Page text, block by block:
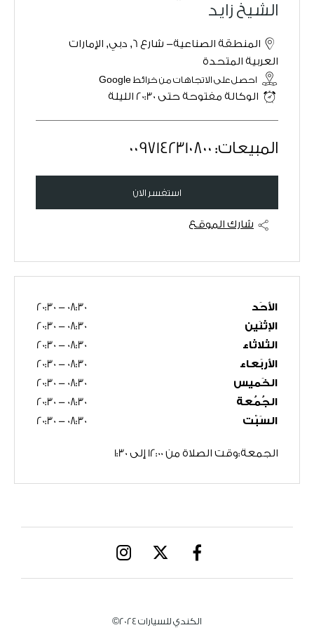
الشيخ زايد
المنطقة الصناعية- شارع 6 , دبي, الإمارات
العربية المتحدة
احصل على الاتجاهات من خرائط Google
الوكالة مفتوحة حتى 20:30 الليلة
المبيعات: 0097142310800
استفسر الان
شارك الموقع
الأحَد 08:30
-
20:30
الإثْنَين
08:30
-
20:30
الثَلاثاء
08:30
-
20:30
الأربَعاء
08:30
-
20:30
الخَميس
08:30
-
20:30
الجُمُعة
08:30
-
20:30
السَبْت
08:30
-
20:30
الكندي للسيارات 2024©